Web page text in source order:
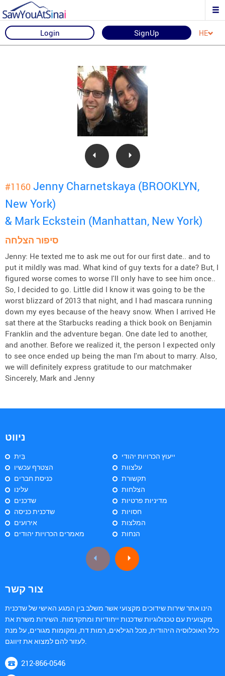
Login SignUp HE
#1160 Jenny Charnetskaya (BROOKLYN,
New York)
& Mark Eckstein (Manhattan, New York)
סיפור הצלחה
Jenny: He texted me to ask me out for our first date.. and to
put it mildly was mad. What kind of guy texts for a date? But, I
figured worse comes to worse I'll only have to see him once..
So, I decided to go. Little did I know it was going to be the
worst blizzard of 2013 that night, and I had mascara running
down my eyes because of the heavy snow. When I arrived He
sat there at the Starbucks reading a thick book on Benjamin
Franklin and the adventure began. One date led to another,
and another. Before we realized it, the person I expected only
to see once ended up being the man I'm about to marry. Also,
we will definitely express gratitude to our matchmaker
Sincerely, Mark and Jenny
ניווט
בַּיִת
הצטרף עכשיו
כניסת חברים
עלינו
שדכנים
שדכנית כניסה
אירועים
מאמרים הכרויות יהודים
ייעוץ הכרויות יהודי
עלצוות
תקשורת
הצלחות
מדיניות פרטיות
חסויות
המלצות
הנחות
צור קשר
הינו אתר שירות שידוכים מקצועי אשר משלב בין המגע האישי של שדכנית
מקצועית עם טכנולוגיות שדכנות ייחודיות ומתקדמות. השירות משרת את
כלל האוכלוסיה היהודית, מכל הגילאים, רמות דת, ומקומות מגורים, על מנת
לעזור להם למצוא את זיווגם.
212-866-0546